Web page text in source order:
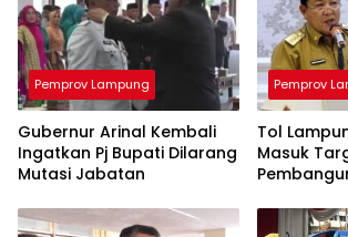
Pemprov Lampung
Gubernur Arinal Kembali
Ingatkan Pj Bupati Dilarang
Mutasi Jabatan
Pemprov
Tol
Masuk